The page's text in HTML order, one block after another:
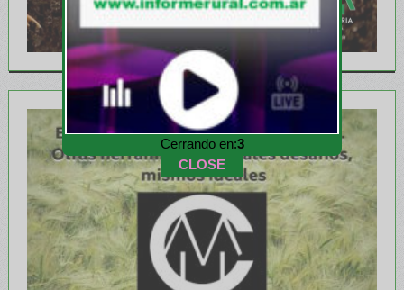
Cerrando en:1
CLOSE